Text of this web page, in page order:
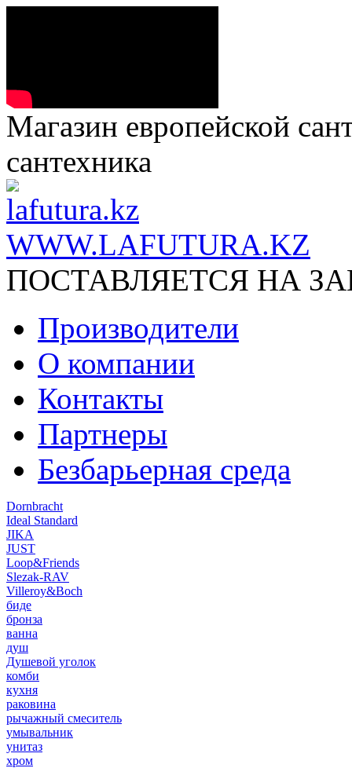
Магазин европейской
сантехника
WWW.LAFUTURA.KZ
ПОСТАВЛЯЕТСЯ НА
Производители
О компании
Контакты
Партнеры
Безбарьерная среда
Dornbracht
Ideal Standard
JIKA
JUST
Loop&Friends
Slezak-RAV
Villeroy&Boch
биде
бронза
ванна
душ
Душевой уголок
комби
кухня
раковина
рычажный смеситель
умывальник
унитаз
хром